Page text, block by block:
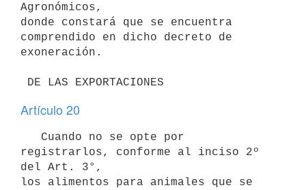
Agronómicos,
donde constará que se encuentra
comprendido en dicho decreto de
exoneración.
Artículo 20
registrarlos, conforme al inciso 2º
del Art. 3°,
los alimentos para animales que se